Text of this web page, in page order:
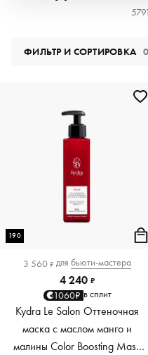
ФИЛЬТР И СОРТИРОВКА0
190
3 560 ₽ для бьюти-мастера
4 240 ₽
1060₽ в сплит
Kydra Le Salon Оттеночная
маска с маслом манго и
малины Color Boosting Mask